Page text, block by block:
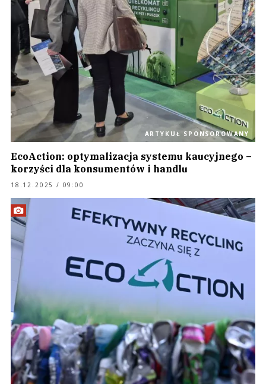
ARTYKUŁ SPONSOROWANY
EcoAction: optymalizacja systemu kaucyjnego –
korzyści dla konsumentów i handlu
18.12.2025 / 09:00